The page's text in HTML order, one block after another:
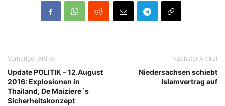
Vorheriger Artikel
Update POLITIK – 12.August
2016: Explosionen in
Thailand, De Maiziere´s
Sicherheitskonzept
Nächster Artikel
Niedersachsen schiebt
Islamvertrag auf